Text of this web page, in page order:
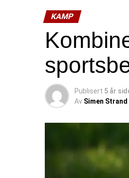
KAMP
Publisert 5 år
Av Simen Strand